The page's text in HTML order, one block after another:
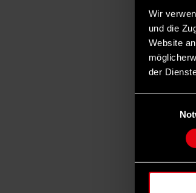
Wir
und die
Website
der